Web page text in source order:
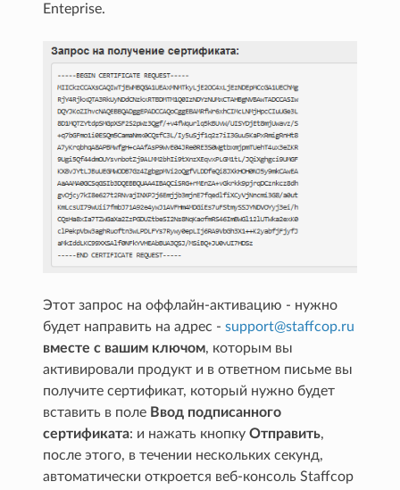
Enteprise.
Этот запрос на оффлайн-активацию - нужно
будет направить на адрес -support@staffcop.ru
вместе с вашим ключом, которым вы
активировали продукт и в ответном письме вы
получите сертификат, который нужно будет
вставить в поле Ввод подписанного
сертификата: и нажать кнопкуОтправить,
после этого, в течении нескольких секунд,
автоматически откроется веб-консоль Staffcop